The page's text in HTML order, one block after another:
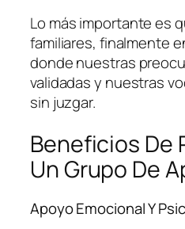
Lo más importante es
familiares, finalmente
donde nuestras
validadas y nuestras
sin juzgar.
Beneficios De
Un Grupo De
Apoyo Emocional Y